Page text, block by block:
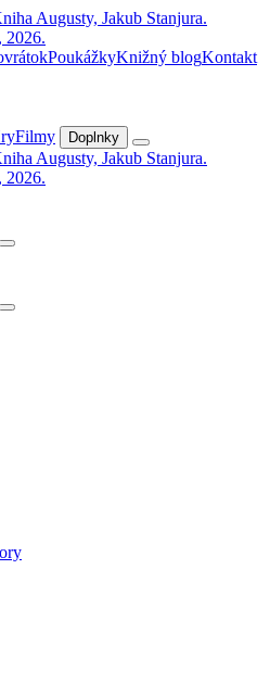
PoukážkyKnižný blogKontakt
Filmy Doplnky